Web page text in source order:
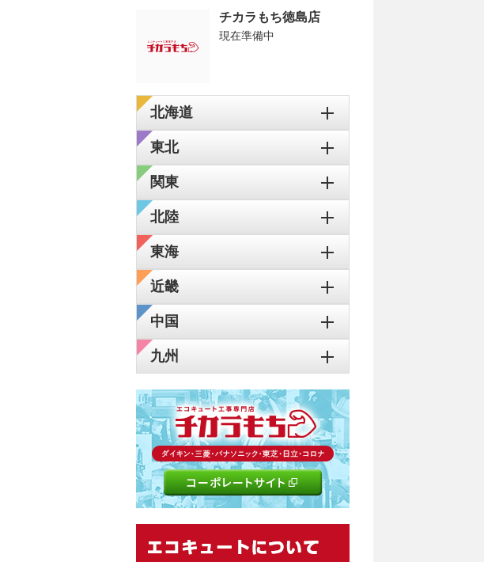
チカラもち徳島店
現在準備中
北海道
東北
関東
北陸
東海
近畿
中国
九州